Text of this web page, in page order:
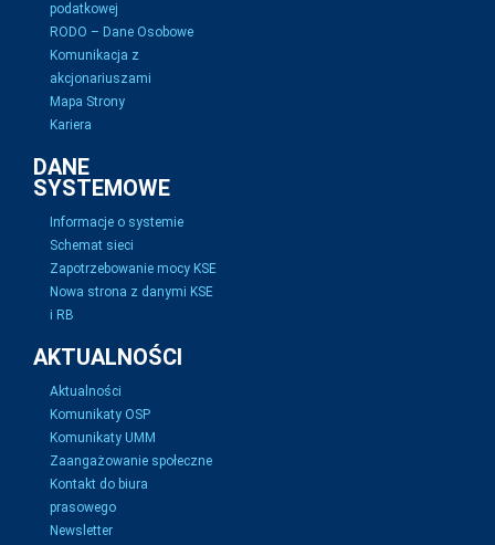
podatkowej
RODO – Dane Osobowe
Komunikacja z
akcjonariuszami
Mapa Strony
Kariera
DANE
SYSTEMOWE
Informacje o systemie
Schemat sieci
Zapotrzebowanie mocy KSE
Nowa strona z danymi KSE
i RB
AKTUALNOŚCI
Aktualności
Komunikaty OSP
Komunikaty UMM
Zaangażowanie społeczne
Kontakt do biura
prasowego
Newsletter